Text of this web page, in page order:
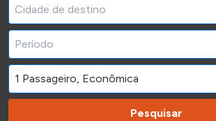
Pesquisar